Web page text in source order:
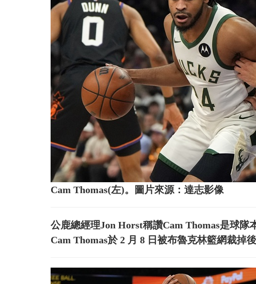
Cam Thomas(左)。圖片來源：達志影像
公鹿總經理Jon Horst稱讚Cam Thomas是球隊
Cam Thomas於 2 月 8 日被布魯克林籃網裁掉後